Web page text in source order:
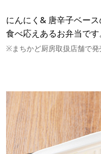
にんにく& 唐辛子ベー
食べ応えあるお弁当です
※まちかど厨房取扱店舗で発